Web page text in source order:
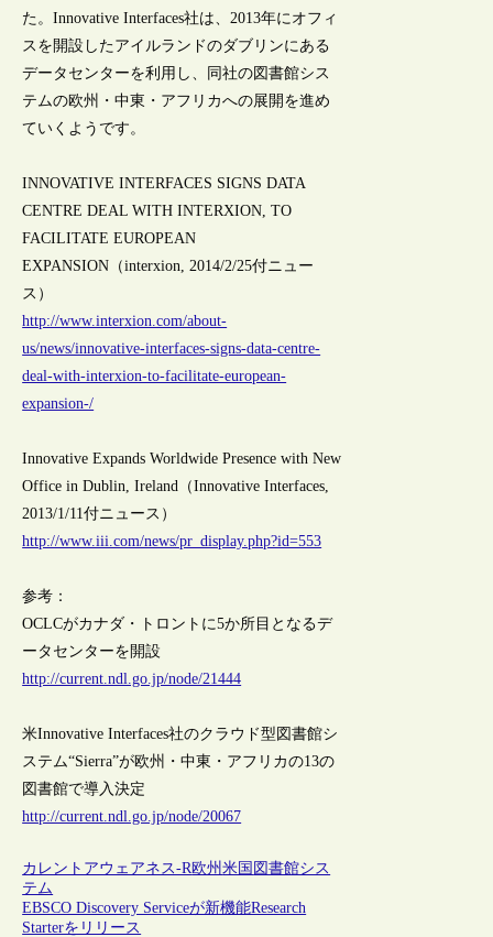
た。Innovative Interfaces社は、2013年にオフィ
スを開設したアイルランドのダブリンにある
データセンターを利用し、同社の図書館シス
テムの欧州・中東・アフリカへの展開を進め
ていくようです。
INNOVATIVE INTERFACES SIGNS DATA
CENTRE DEAL WITH INTERXION, TO
FACILITATE EUROPEAN
EXPANSION（interxion, 2014/2/25付ニュー
ス）
http://www.interxion.com/about-
us/news/innovative-interfaces-signs-data-centre-
deal-with-interxion-to-facilitate-european-
expansion-/
Innovative Expands Worldwide Presence with New
Office in Dublin, Ireland（Innovative Interfaces,
2013/1/11付ニュース）
http://www.iii.com/news/pr_display.php?id=553
参考：
OCLCがカナダ・トロントに5か所目となるデ
ータセンターを開設
http://current.ndl.go.jp/node/21444
米Innovative Interfaces社のクラウド型図書館シ
ステム“Sierra”が欧州・中東・アフリカの13の
図書館で導入決定
http://current.ndl.go.jp/node/20067
カレントアウェアネス-R欧州米国 図書館シス
テム
EBSCO Discovery Serviceが新機能Research
Starterをリリース